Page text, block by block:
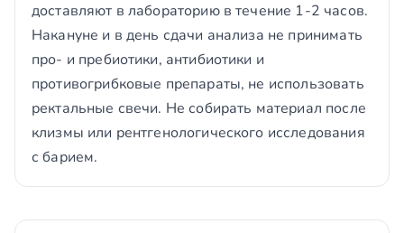
доставляют в лабораторию в течение 1-2 часов.
Накануне и в день сдачи анализа не принимать
про- и пребиотики, антибиотики и
противогрибковые препараты, не использовать
ректальные свечи. Не собирать материал после
клизмы или рентгенологического исследования
с барием.